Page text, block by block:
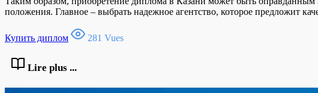
положения. Главное – выбрать надежное агентство, которое предложит
Купить диплом 281 Vues
Lire plus ...